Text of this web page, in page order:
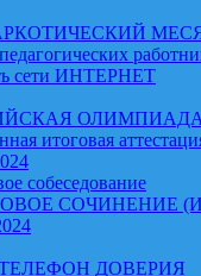
сети ИНТЕРНЕТ
итоговая
собеседование
СОЧИНЕНИЕ
ДОВЕРИЯ